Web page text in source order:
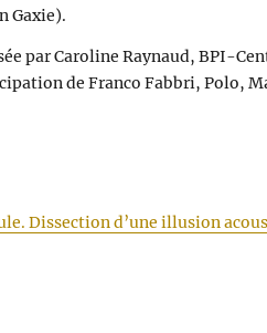
Gaxie).
par Caroline Raynaud, BPI-
de Franco Fabbri, Polo,
Dissection d’une illusion